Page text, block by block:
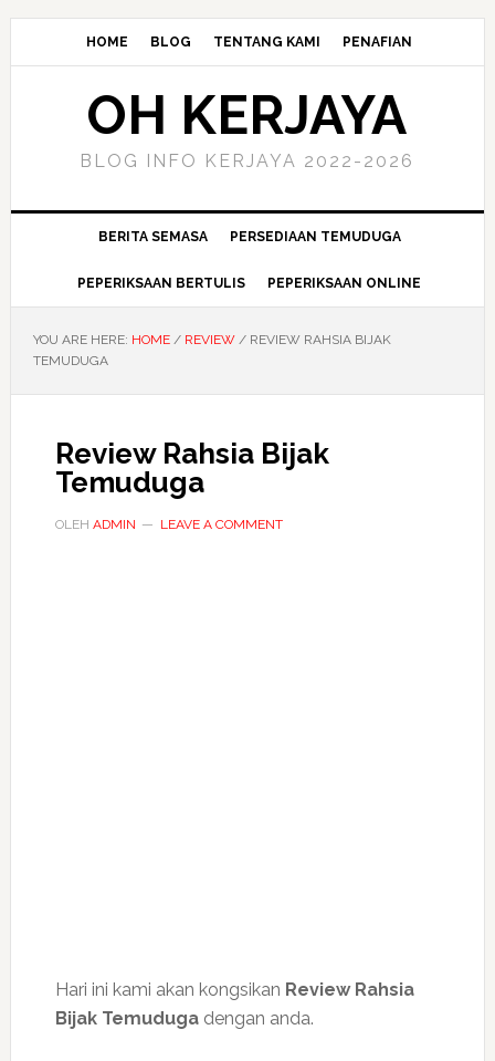
HOME BLOG TENTANG KAMI PENAFIAN
OH KERJAYA
BLOG INFO KERJAYA 2022-2026
BERITA SEMASA PERSEDIAAN TEMUDUGA
PEPERIKSAAN BERTULIS PEPERIKSAAN ONLINE
YOU ARE HERE: HOME / REVIEW /REVIEW RAHSIA BIJAK
TEMUDUGA
Review Rahsia Bijak
Temuduga
OLEH ADMIN LEAVE A COMMENT
Hari ini kami akan kongsikan Review Rahsia
Bijak Temudugadengan anda.